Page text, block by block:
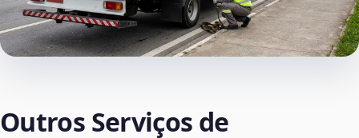
Outros Serviços de